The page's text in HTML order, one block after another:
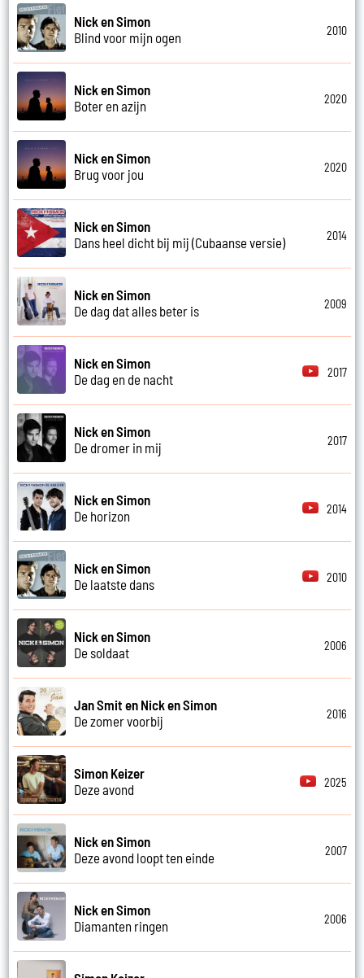
Nick en Simon
Blind voor mijn ogen
2010
Nick en Simon
Boter en azijn
2020
Nick en Simon
Brug voor jou
2020
Nick en Simon
Dans heel dicht bij mij (Cubaanse versie)
2014
Nick en Simon
De dag dat alles beter is
2009
Nick en Simon
De dag en de nacht
2017
Nick en Simon
De dromer in mij
2017
Nick en Simon
De horizon
2014
Nick en Simon
De laatste dans
2010
Nick en Simon
De soldaat
2006
Jan Smit en Nick en Simon
De zomer voorbij
2016
Simon Keizer
Deze avond
2025
Nick en Simon
Deze avond loopt ten einde
2007
Nick en Simon
Diamanten ringen
2006